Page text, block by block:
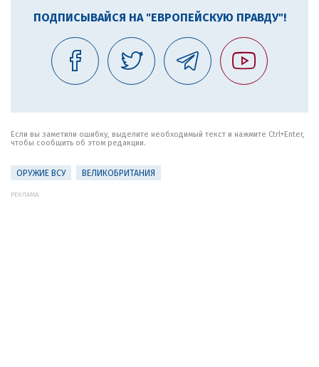
ПОДПИСЫВАЙСЯ НА "ЕВРОПЕЙСКУЮ ПРАВДУ"!
Если вы заметили ошибку, выделите необходимый текст и нажмите Ctrl+Enter,
чтобы сообщить об этом редакции.
ОРУЖИЕ ВСУ ВЕЛИКОБРИТАНИЯ
РЕКЛАМА: